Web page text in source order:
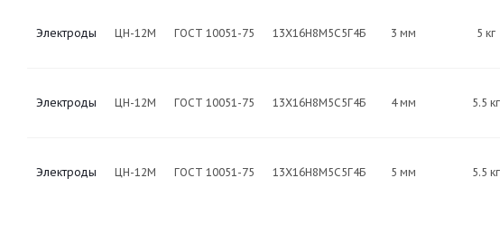
Электроды ЦН-12М ГОСТ 10051-75 13Х16Н8М5С5Г4Б 3 мм 5 кг
Электроды ЦН-12М ГОСТ 10051-75 13Х16Н8М5С5Г4Б 4 мм 5.5 кг
Электроды ЦН-12М ГОСТ 10051-75 13Х16Н8М5С5Г4Б 5 мм 5.5 кг